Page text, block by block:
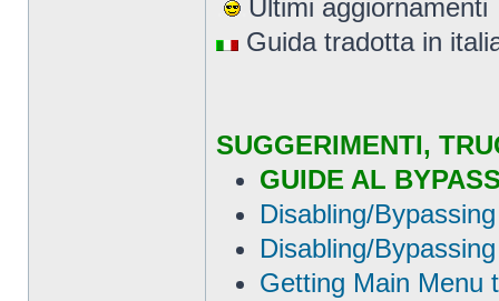
Ultimi aggiornamenti
Guida tradotta in
SUGGERIMENTI,
GUIDE AL
Disabling/
Disabling/
Getting Main Menu